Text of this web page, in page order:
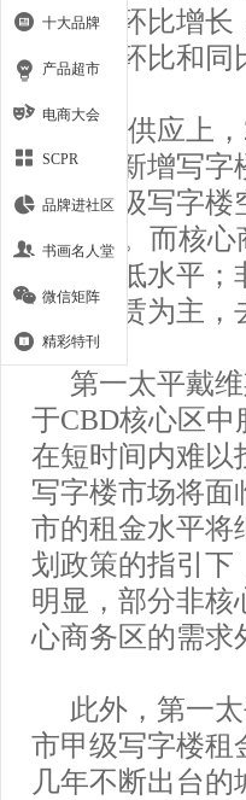
个季度环比增长
金指数环比和
新增供应上
来三座新增写字
全市甲级写字楼
至6.5%。而核
持在极低水平
面积租赁为主，
第一太平戴
于CBD核心区
在短时间内难以
写字楼市场将面
市的租金水平将
划政策的指引下
明显，部分非
心商务区的需求
此外，第一
市甲级写字楼租
几年不断出台
十大品牌
产品超市
电商大会
SCPR
品牌进社区
书画名人堂
微信矩阵
精彩特刊